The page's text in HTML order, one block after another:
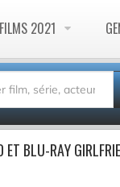
2021
ET BLU-RAY